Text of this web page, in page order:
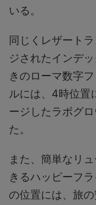
いる。
同じくレザート
ジされたインデ
きのローマ数字
ルには、4時位置
ージしたラボグ
た。
また、簡単なリ
きるハッピーフ
の位置には、旅